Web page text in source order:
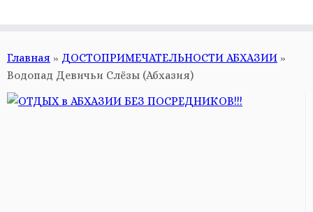
Главная » ДОСТОПРИМЕЧАТЕЛЬНОСТИ АБХАЗИИ »
Водопад Девичьи Слёзы (Абхазия)